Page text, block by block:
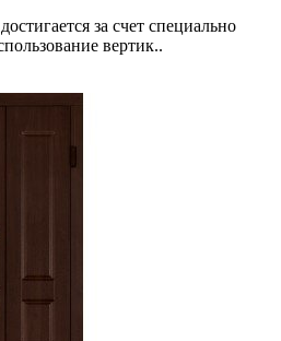
за счет специально
вертик..